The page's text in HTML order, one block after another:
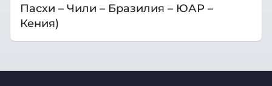
Пасхи – Чили – Бразилия – ЮАР –
Кения)